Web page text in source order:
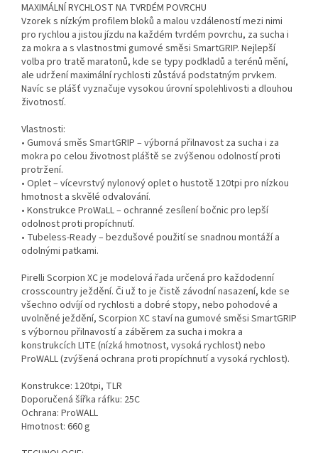
MAXIMÁLNÍ RYCHLOST NA TVRDÉM POVRCHU
Vzorek s nízkým profilem bloků a malou vzdáleností mezi nimi
pro rychlou a jistou jízdu na každém tvrdém povrchu, za sucha i
za mokra a s vlastnostmi gumové směsi SmartGRIP. Nejlepší
volba pro tratě maratonů, kde se typy podkladů a terénů mění,
ale udržení maximální rychlosti zůstává podstatným prvkem.
Navíc se plášť vyznačuje vysokou úrovní spolehlivosti a dlouhou
životností.
Vlastnosti:
• Gumová směs SmartGRIP – výborná přilnavost za sucha i za
mokra po celou životnost pláště se zvýšenou odolností proti
protržení.
• Oplet – vícevrstvý nylonový oplet o hustotě 120tpi pro nízkou
hmotnost a skvělé odvalování.
• Konstrukce ProWaLL – ochranné zesílení bočnic pro lepší
odolnost proti propíchnutí.
• Tubeless-Ready – bezdušové použití se snadnou montáží a
odolnými patkami.
Pirelli Scorpion XC je modelová řada určená pro každodenní
crosscountry ježdění. Či už to je čistě závodní nasazení, kde se
všechno odvíjí od rychlosti a dobré stopy, nebo pohodové a
uvolněné ježdění, Scorpion XC staví na gumové směsi SmartGRIP
s výbornou přilnavostí a záběrem za sucha i mokra a
konstrukcích LITE (nízká hmotnost, vysoká rychlost) nebo
ProWALL (zvýšená ochrana proti propíchnutí a vysoká rychlost).
Konstrukce: 120tpi, TLR
Doporučená šířka ráfku: 25C
Ochrana: ProWALL
Hmotnost: 660 g